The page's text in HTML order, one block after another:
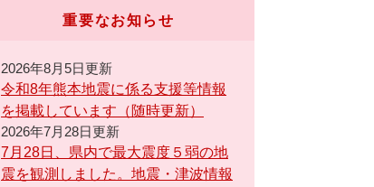
重要なお知らせ
2026年8月5日更新
令和8年熊本地震に係る支援等情報
を掲載しています（随時更新）
2026年7月28日更新
7月28日、県内で最大震度５弱の地
震を観測しました。地震・津波情報